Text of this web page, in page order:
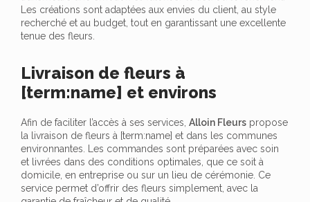
Les créations sont adaptées aux envies du client, au style
recherché et au budget, tout en garantissant une excellente
tenue des fleurs.
Livraison de fleurs à
[term:name] et environs
Afin de faciliter l’accès à ses services, Alloin Fleurs propose
la livraison de fleurs à [term:name] et dans les communes
environnantes. Les commandes sont préparées avec soin
et livrées dans des conditions optimales, que ce soit à
domicile, en entreprise ou sur un lieu de cérémonie. Ce
service permet d’offrir des fleurs simplement, avec la